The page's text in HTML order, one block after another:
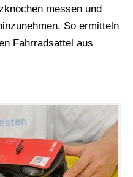
messen und
So ermitteln
Fahrradsattel aus